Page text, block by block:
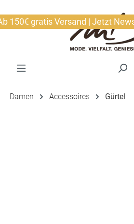
gratis Versand | Jetzt
Damen Accessoires Gürtel